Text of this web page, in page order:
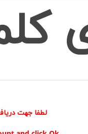
لطفا جهت